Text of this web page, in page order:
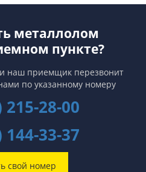
металлолом
пункте?
и наш приемщик перезвонит
по указанному номеру
215-28-00
144-33-37
свой номер